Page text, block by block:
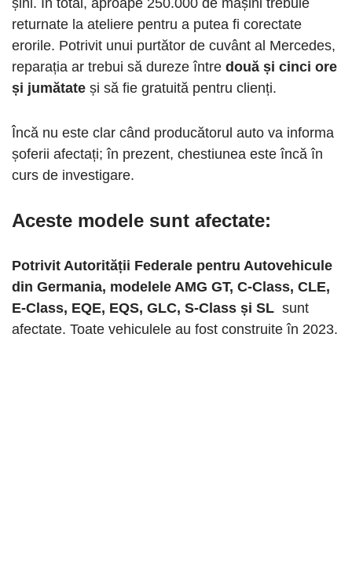
returnate la ateliere pentru a putea fi corectate
erorile. Potrivit unui purtător de cuvânt al Mercedes,
reparația ar trebui să dureze între două și cinci ore
și jumătate și să fie gratuită pentru clienți.
Încă nu este clar când producătorul auto va informa
șoferii afectați; în prezent, chestiunea este încă în
curs de investigare.
Aceste modele sunt afectate:
Potrivit Autorității Federale pentru Autovehicule
din Germania, modelele AMG GT, C-Class, CLE,
E-Class, EQE, EQS, GLC, S-Class și SL sunt
afectate. Toate vehiculele au fost construite în 2023.